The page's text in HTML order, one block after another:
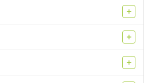
＋
＋
＋